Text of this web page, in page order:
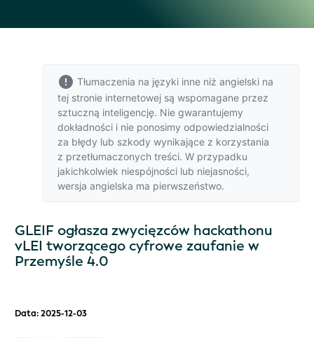
Tłumaczenia na języki inne niż angielski na
tej stronie internetowej są wspomagane przez
sztuczną inteligencję. Nie gwarantujemy
dokładności i nie ponosimy odpowiedzialności
za błędy lub szkody wynikające z korzystania
z przetłumaczonych treści. W przypadku
jakichkolwiek niespójności lub niejasności,
wersja angielska ma pierwszeństwo.
GLEIF ogłasza zwycięzców hackathonu
vLEI tworzącego cyfrowe zaufanie w
Przemyśle 4.0
Data: 2025-12-03